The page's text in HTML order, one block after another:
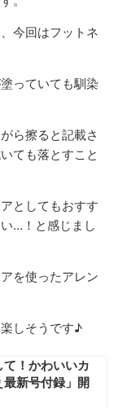
今回はフットネ
っていても馴染
ら擦ると記載さ
ても落とすこと
としてもおすす
…！と感じまし
を使ったアレン
しそうです♪
て！かわいいカ
最新号付録」開